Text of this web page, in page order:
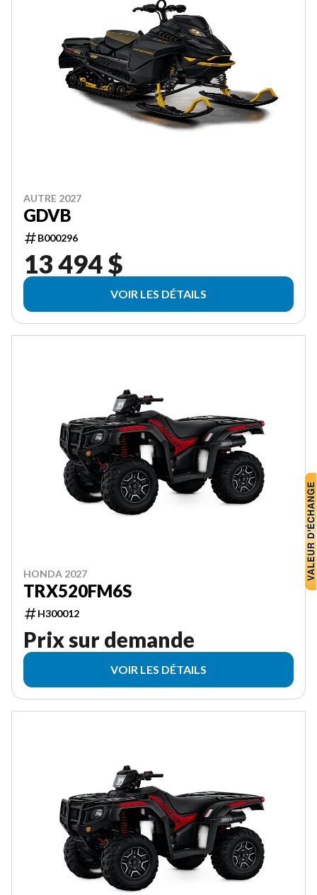
AUTRE 2027
GDVB
B000296
13 494 $
VOIR LES DÉTAILS
HONDA 2027
TRX520FM6S
H300012
Prix sur demande
VOIR LES DÉTAILS